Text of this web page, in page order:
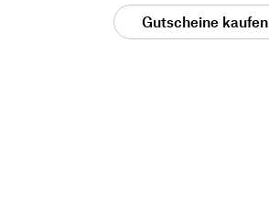
Gutscheine kaufen